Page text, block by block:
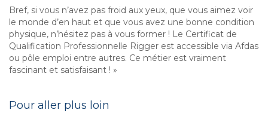
Bref, si vous n’avez pas froid aux yeux, que vous aimez voir
le monde d’en haut et que vous avez une bonne condition
physique, n’hésitez pas à vous former ! Le Certificat de
Qualification Professionnelle Rigger est accessible via Afdas
ou pôle emploi entre autres. Ce métier est vraiment
fascinant et satisfaisant ! »
Pour aller plus loin